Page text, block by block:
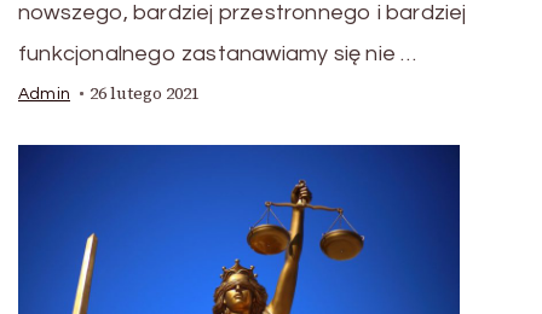
nowszego, bardziej przestronnego i bardziej
funkcjonalnego zastanawiamy się nie …
Admin 26 lutego 2021